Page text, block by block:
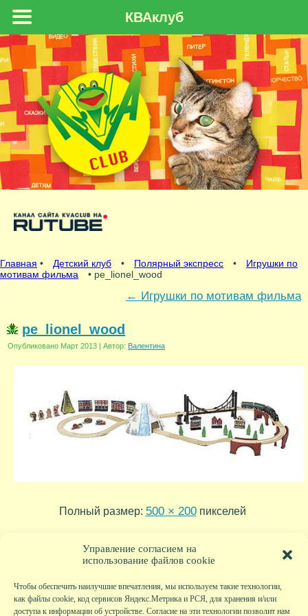
Управление согласием на
использование файлов cookie
Чтобы обеспечить наилучшие впечатления, мы используем такие технологии,
как файлы cookie, код сервисов Яндекс.Метрика и РСЯ, для хранения и/или
доступа к информации об устройстве. Согласие на эти технологии позволит нам
Главная • Детский клуб • Полярный экспресс •
Игрушки по
мотивам фильма
• pe_lionel_wood
← Игрушки по мотивам фильма
pe_lionel_wood
Опубликовано Март 2013 | Автор: Валентина
Полный размер: 500 × 200пикселей
КВАклуб